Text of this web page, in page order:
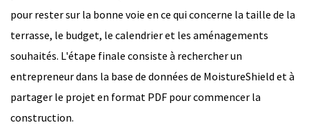
pour rester sur la bonne voie en ce qui concerne la taille de la
terrasse, le budget, le calendrier et les aménagements
souhaités. L'étape finale consiste à rechercher un
entrepreneur dans la base de données de MoistureShield et à
partager le projet en format PDF pour commencer la
construction.